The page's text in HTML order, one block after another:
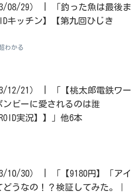
08/29） | 「釣った魚は最後ま
キッチン】【第九回ひじき
わかる
12/21） | 「【桃太郎電鉄ワー
ビーに愛されるのは誰
実況】】」他6本
10/30） | 「【9180円】「アイ
うなの！？検証してみた。｜